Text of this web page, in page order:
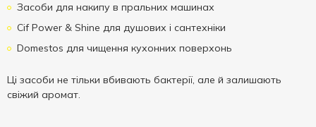
Засоби для накипу в пральних машинах
Cif Power & Shine для душових і сантехніки
Domestos для чищення кухонних поверхонь
Ці засоби не тільки вбивають бактерії, але й залишають
свіжий аромат.